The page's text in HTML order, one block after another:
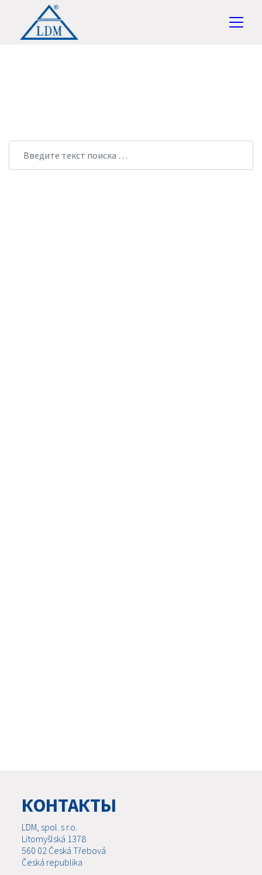
КОНТАКТЫ
LDM, spol. s r.o.
Litomyšlská 1378
560 02 Česká Třebová
Česká republika